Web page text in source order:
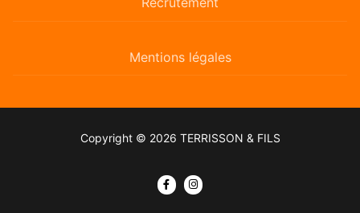
Mentions légales
Copyright © 2026 TERRISSON & FILS